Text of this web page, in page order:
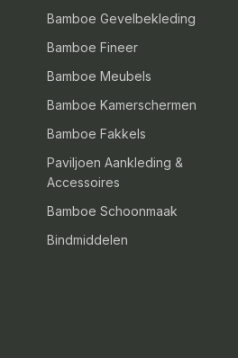
Bamboe Gevelbekleding
Bamboe Fineer
Bamboe Meubels
Bamboe Kamerschermen
Bamboe Fakkels
Paviljoen Aankleding &
Accessoires
Bamboe Schoonmaak
Bindmiddelen